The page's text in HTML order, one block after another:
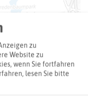
zu
Website zu
wenn Sie fortfahren
lesen Sie bitte